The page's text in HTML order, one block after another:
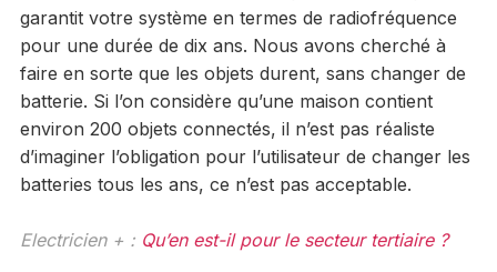
garantit votre système en termes de radiofréquence
pour une durée de dix ans. Nous avons cherché à
faire en sorte que les objets durent, sans changer de
batterie. Si l’on considère qu’une maison contient
environ 200 objets connectés, il n’est pas réaliste
d’imaginer l’obligation pour l’utilisateur de changer les
batteries tous les ans, ce n’est pas acceptable.
Electricien + : Qu’en est-il pour le secteur tertiaire ?